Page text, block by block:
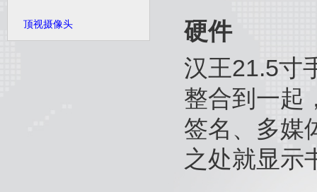
顶视摄像头
硬件
汉王21.5寸
整合到一起
签名、多媒
之处就显示